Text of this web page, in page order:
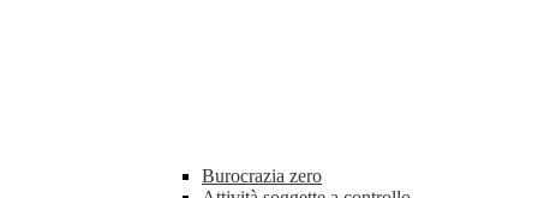
Burocrazia zero